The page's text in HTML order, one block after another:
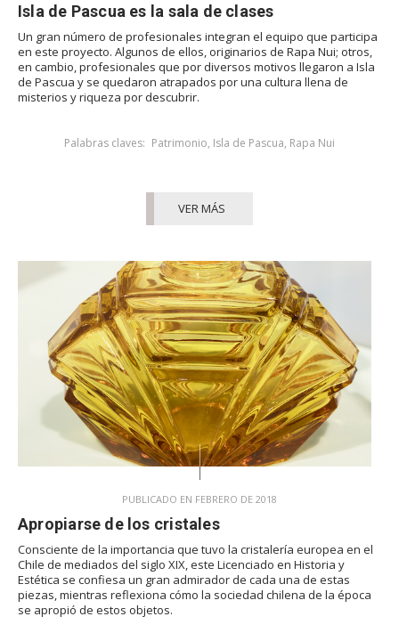
Isla de Pascua es la sala de clases
Un gran número de profesionales integran el equipo que participa
en este proyecto. Algunos de ellos, originarios de Rapa Nui; otros,
en cambio, profesionales que por diversos motivos llegaron a Isla
de Pascua y se quedaron atrapados por una cultura llena de
misterios y riqueza por descubrir.
Palabras claves: Patrimonio, Isla de Pascua, Rapa Nui
VER MÁS
PUBLICADO EN FEBRERO DE 2018
Apropiarse de los cristales
Consciente de la importancia que tuvo la cristalería europea en el
Chile de mediados del siglo XIX, este Licenciado en Historia y
Estética se confiesa un gran admirador de cada una de estas
piezas, mientras reflexiona cómo la sociedad chilena de la época
se apropió de estos objetos.